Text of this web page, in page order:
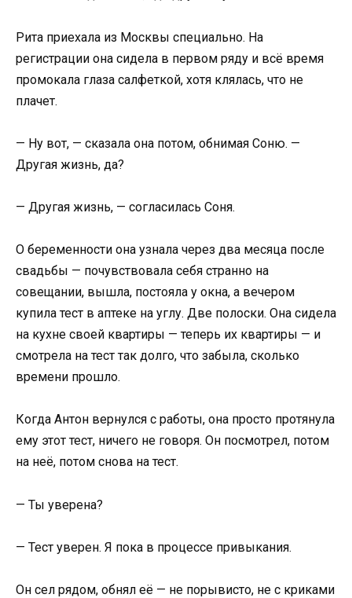
Рита приехала из Москвы специально. На
регистрации она сидела в первом ряду и всё время
промокала глаза салфеткой, хотя клялась, что не
плачет.
— Ну вот, — сказала она потом, обнимая Соню. —
Другая жизнь, да?
— Другая жизнь, — согласилась Соня.
О беременности она узнала через два месяца после
свадьбы — почувствовала себя странно на
совещании, вышла, постояла у окна, а вечером
купила тест в аптеке на углу. Две полоски. Она сидела
на кухне своей квартиры — теперь их квартиры — и
смотрела на тест так долго, что забыла, сколько
времени прошло.
Когда Антон вернулся с работы, она просто протянула
ему этот тест, ничего не говоря. Он посмотрел, потом
на неё, потом снова на тест.
— Ты уверена?
— Тест уверен. Я пока в процессе привыкания.
Он сел рядом, обнял её — не порывисто, не с криками